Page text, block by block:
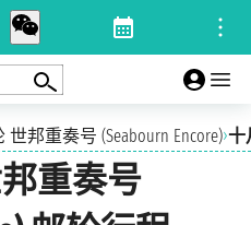
世邦重奏号 (Seabourn Encore)›十
邦重奏号